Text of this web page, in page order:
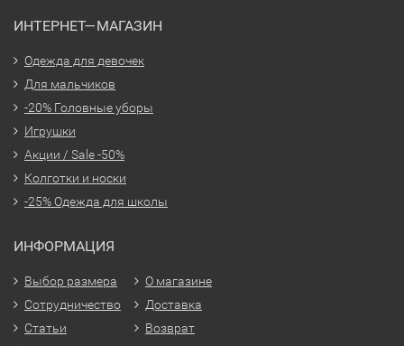
ИНТЕРНЕТ—МАГАЗИН
Одежда для девочек
Для мальчиков
-20% Головные уборы
Игрушки
Акции / Sale -50%
Колготки и носки
-25% Одежда для школы
ИНФОРМАЦИЯ
Выбор размера
Сотрудничество
Статьи
О магазине
Доставка
Возврат